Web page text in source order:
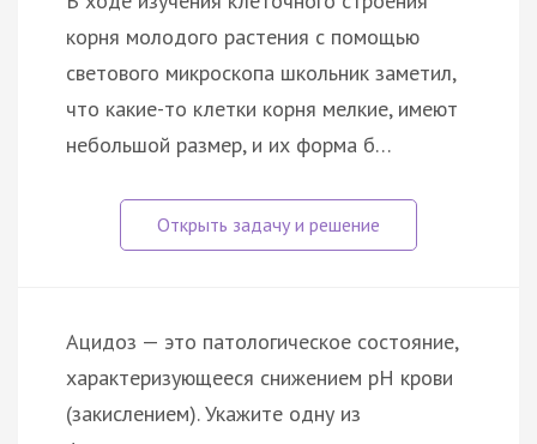
корня молодого растения с помощью
светового микроскопа школьник заметил,
что какие-то клетки корня мелкие, имеют
небольшой размер, и их форма б…
Ацидоз — это патологическое состояние,
характеризующееся снижением pH крови
(закислением). Укажите одну из